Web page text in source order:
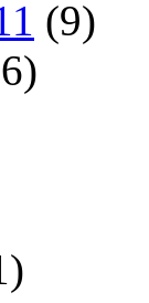
(9)